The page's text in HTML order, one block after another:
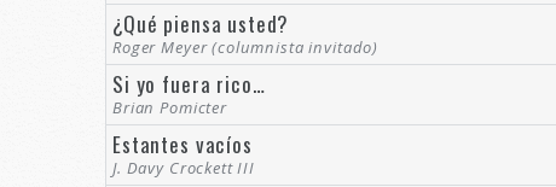
¿Qué piensa usted?
Roger Meyer (columnista invitado)
Si yo fuera rico…
Brian Pomicter
Estantes vacíos
J. Davy Crockett III